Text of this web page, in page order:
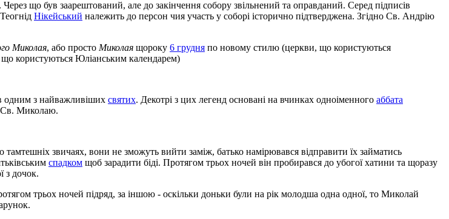
. Через що був заарештований, але до закінчення собору звільнений та оправданий. Серед підписів
Нікейський належить до персон чия участь у соборі історично підтверджена. Згідно Св. Андрію
Миколая, або просто Миколая щороку 6 грудня по новому стилю (церкви, що користуються
користуються Юліанським календарем)
одним з найважливіших святих. Декотрі з цих легенд основані на вчинках одноіменного аббата
Св. Миколаю.
тамтешніх звичаях, вони не зможуть вийти заміж, батько намірювався відправити їх займатись
спадком щоб зарадити біді. Протягом трьох ночей він пробирався до убогої хатини та щоразу
з дочок.
трьох ночей підряд, за іншою - оскільки доньки були на рік молодша одна одної, то Миколай